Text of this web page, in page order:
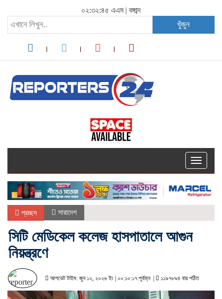
০২:৩২:৪৫ এএম| বঙ্গাব্দ
খুঁজুন
Toggle
প্রচ্ছদ সারাদেশ
সিটি মেডিকেল কলেজ হাসপাতালে আগুন
নিয়ন্ত্রণে
আপডেট টাইম: জুন ১২, ২০২৬ ইং | ০০:১০:১৭:পূর্বাহ্ন | ১১৯৭৮৯৪ বার পঠিত